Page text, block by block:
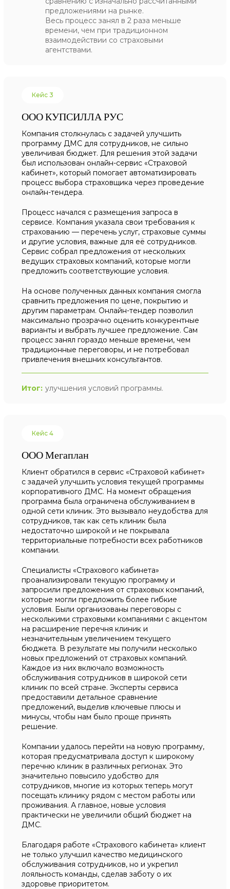
предложениями на рынке.
Весь процесс занял в 2 раза меньше
времени, чем при традиционном
взаимодействии со страховыми
агентствами.
Кейс 3
ООО КУПСИЛЛА РУС
Компания столкнулась с задачей улучшить
программу ДМС для сотрудников, не сильно
увеличивая бюджет. Для решения этой задачи
был использован онлайн-сервис «Страховой
кабинет», который помогает автоматизировать
процесс выбора страховщика через проведение
онлайн-тендера.
Процесс начался с размещения запроса в
сервисе. Компания указала свои требования к
страхованию — перечень услуг, страховые суммы
и другие условия, важные для её сотрудников.
Сервис собрал предложения от нескольких
ведущих страховых компаний, которые могли
предложить соответствующие условия.
На основе полученных данных компания смогла
сравнить предложения по цене, покрытию и
другим параметрам. Онлайн-тендер позволил
максимально прозрачно оценить конкурентные
варианты и выбрать лучшее предложение. Сам
процесс занял гораздо меньше времени, чем
традиционные переговоры, и не потребовал
привлечения внешних консультантов.
Итог: улучшения условий программы.
Кейс 4
ООО Мегаплан
Клиент обратился в сервис «Страховой кабинет»
с задачей улучшить условия текущей программы
корпоративного ДМС. На момент обращения
программа была ограничена обслуживанием в
одной сети клиник. Это вызывало неудобства для
сотрудников, так как сеть клиник была
недостаточно широкой и не покрывала
территориальные потребности всех работников
компании.
Специалисты «Страхового кабинета»
проанализировали текущую программу и
запросили предложения от страховых компаний,
которые могли предложить более гибкие
условия. Были организованы переговоры с
несколькими страховыми компаниями с акцентом
на расширение перечня клиник и
незначительным увеличением текущего
бюджета. В результате мы получили несколько
новых предложений от страховых компаний.
Каждое из них включало возможность
обслуживания сотрудников в широкой сети
клиник по всей стране. Эксперты сервиса
предоставили детальное сравнение
предложений, выделив ключевые плюсы и
минусы, чтобы нам было проще принять
решение.
Компании удалось перейти на новую программу,
которая предусматривала доступ к широкому
перечню клиник в различных регионах. Это
значительно повысило удобство для
сотрудников, многие из которых теперь могут
посещать клинику рядом с местом работы или
проживания. А главное, новые условия
практически не увеличили общий бюджет на
ДМС.
Благодаря работе «Страхового кабинета» клиент
не только улучшил качество медицинского
обслуживания сотрудников, но и укрепил
лояльность команды, сделав заботу о их
здоровье приоритетом.